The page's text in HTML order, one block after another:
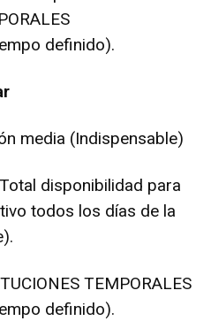
definido).
media (Indispensable)
disponibilidad para
todos los días de la
TEMPORALES
definido).